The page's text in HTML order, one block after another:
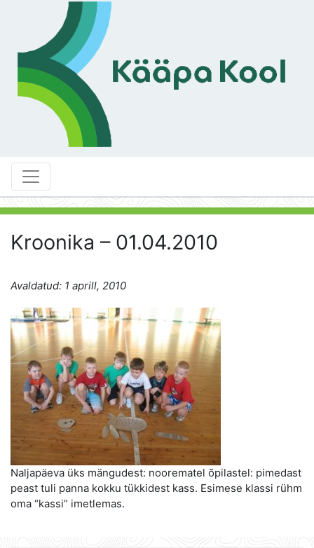
Kroonika – 01.04.2010
Avaldatud: 1 aprill, 2010
Naljapäeva üks mängudest: noorematel õpilastel: pimedast
peast tuli panna kokku tükkidest kass. Esimese klassi rühm
oma “kassi” imetlemas.